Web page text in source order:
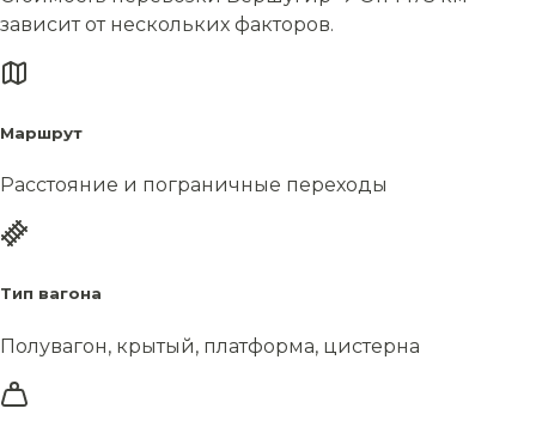
зависит от нескольких факторов.
Маршрут
Расстояние и пограничные переходы
Тип вагона
Полувагон, крытый, платформа, цистерна